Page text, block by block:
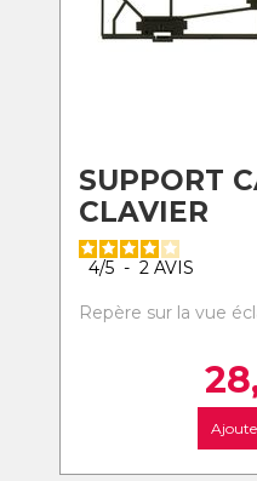
SUPPORT
CLAVIER
4/5 - 2 AVIS
Repère sur la vue